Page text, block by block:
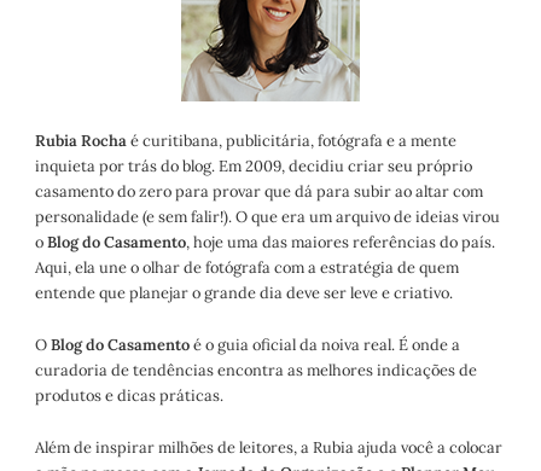
Rubia Rochaé curitibana, publicitária, fotógrafa e a mente
inquieta por trás do blog. Em 2009, decidiu criar seu próprio
casamento do zero para provar que dá para subir ao altar com
personalidade (e sem falir!). O que era um arquivo de ideias virou
oBlog do Casamento, hoje uma das maiores referências do país.
Aqui, ela une o olhar de fotógrafa com a estratégia de quem
entende que planejar o grande dia deve ser leve e criativo.
OBlog do Casamentoé o guia oficial da noiva real. É onde a
curadoria de tendências encontra as melhores indicações de
produtos e dicas práticas.
Além de inspirar milhões de leitores, a Rubia ajuda você a colocar